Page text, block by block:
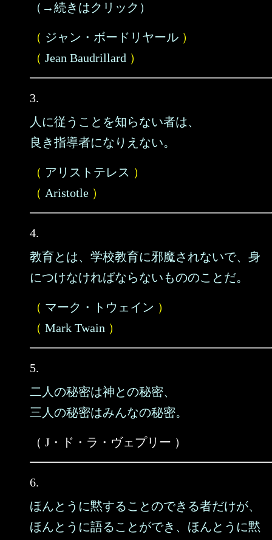
（→続きはクリック）
（ ジャン・ボードリヤール ）
（ Jean Baudrillard ）
3.
人に従うことを知らない者は、
良き指導者になりえない。
（ アリストテレス ）
（ Aristotle ）
4.
教育とは、学校教育に邪魔されないで、身
につけなければならないもののことだ。
（ マーク・トウェイン ）
（ Mark Twain ）
5.
二人の秘密は神との秘密、
三人の秘密はみんなの秘密。
（ J・ド・ラ・ヴェプリー ）
6.
ほんとうに黙することのできる者だけが、
ほんとうに語ることができ、ほんとうに黙